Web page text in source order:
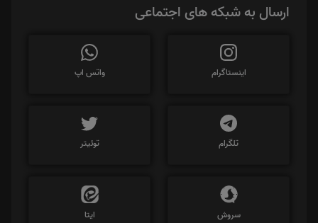
ارسال به شبکه های اجتماعی
اینستاگرام واتس اپ
تلگرام توئیتر
سروش ایتا